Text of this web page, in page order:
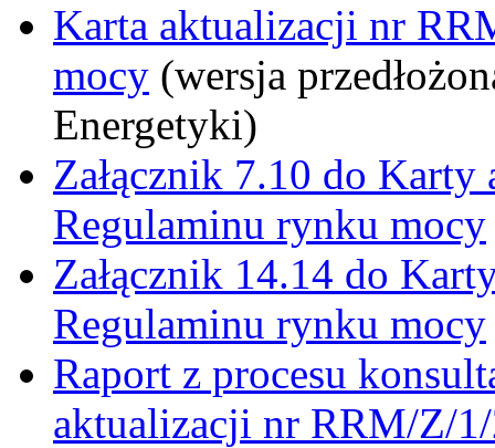
Karta aktualizacji nr
mocy (wersja
Energetyki)
Załącznik 7.10 do
Regulaminu rynku mocy
Załącznik 14.14 do
Regulaminu rynku mocy
Raport z procesu
aktualizacji nr RRM/Z/